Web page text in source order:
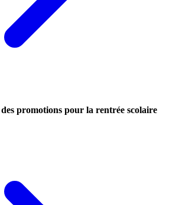
promotions pour la rentrée scolaire